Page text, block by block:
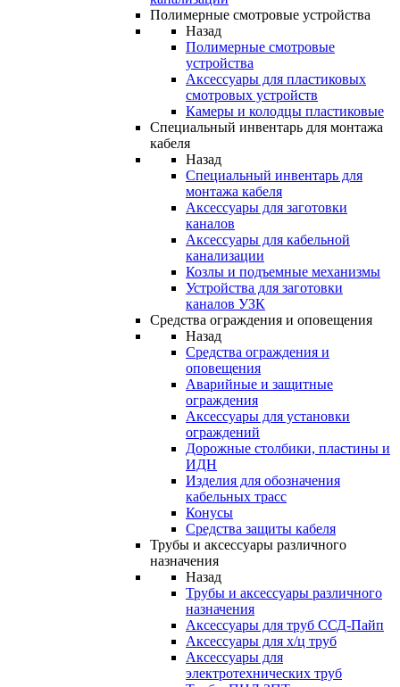
Полимерные смотровые устройства
Назад
Полимерные смотровые
устройства
Аксессуары для пластиковых
смотровых устройств
Камеры и колодцы пластиковые
Специальный инвентарь для монтажа
кабеля
Назад
Специальный инвентарь для
монтажа кабеля
Аксессуары для заготовки
каналов
Аксессуары для кабельной
канализации
Козлы и подъемные механизмы
Устройства для заготовки
каналов УЗК
Средства ограждения и оповещения
Назад
Средства ограждения и
оповещения
Аварийные и защитные
ограждения
Аксессуары для установки
ограждений
Дорожные столбики, пластины и
ИДН
Изделия для обозначения
кабельных трасс
Конусы
Средства защиты кабеля
Трубы и аксессуары различного
назначения
Назад
Трубы и аксессуары различного
назначения
Аксессуары для труб ССД-Пайп
Аксессуары для х/ц труб
Аксессуары для
электротехнических труб